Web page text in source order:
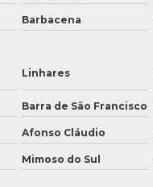
Barbacena
Linhares
Barra de São Francisco
Afonso Cláudio
Mimoso do Sul